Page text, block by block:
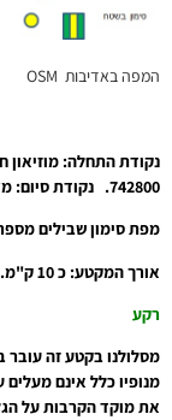
המפה באדיבות OSM
742800. נקודת סיום: מצפור בית קשת, נ.צ.: 737979 / 236254
מפת סימון שבילים מספר 3: הגליל התחתון הגלבוע
אורך המקטע: כ 10 ק"מ.
רקע
מסלולנו בקטע זה עובר
מנופיו כלל אינם
את מוקד הקרבות על